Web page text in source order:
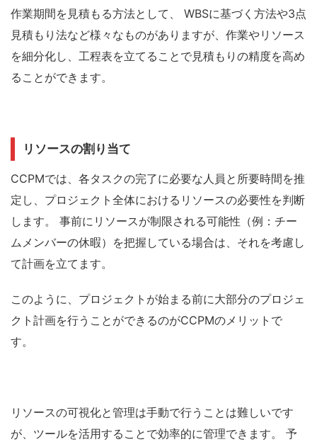
作業期間を見積もる方法として、 WBSに基づく方法や3点
見積もり 法など様々なものがありますが、作業やリソース
を細分化し、工程表を立てることで見積もりの精度を高め
ることができます。
リソースの割り当て
CCPMでは、各タスクの完了に必要な人員と所要時間を推
定し、プロジェクト全体におけるリソースの必要性を判断
します。
事前にリソースが制限される可能性（例：チー
ムメンバーの休暇）を把握している場合は、それを考慮し
て計画を立てます。
このように、プロジェクトが始まる前に大部分のプロジェ
クト計画を行うことができるのがCCPMのメリットで
す。
リソースの可視化と管理は手動で行うことは難しいです
が、ツールを活用することで効率的に管理できます。
予